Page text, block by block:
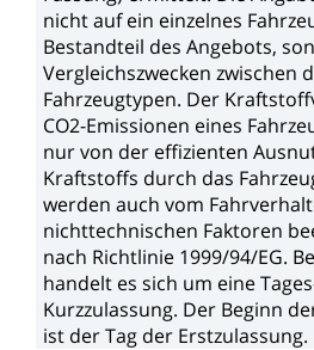
nichtauf ein einzelnes
Bestandteil des Angebots,
Vergleichszwecken zwischen
Fahrzeugtypen. Der
CO2-Emissionen eines
nurvon der effizienten
Kraftstoffs durch das
werden auch vom
nichttechnischen Faktoren
nach Richtlinie 1999/94/EG.
handelt es sich um eine
Kurzzulassung. Der Beginn
ist derTag der Erstzulassung.